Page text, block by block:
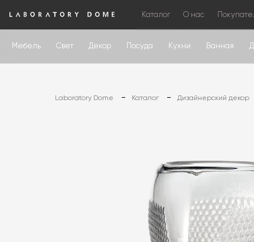
Каталог О нас
Мебель Свет Декор Посуда Кухни Ванная
Laboratory Dome Каталог Дизайнерский декор